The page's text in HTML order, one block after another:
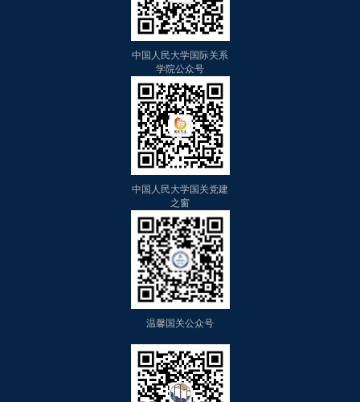
中国人民大学国际关系
学院公众号
中国人民大学国关党建
之窗
温馨国关公众号